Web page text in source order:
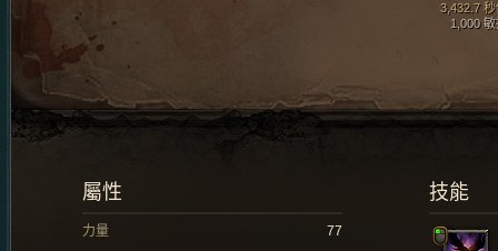
3,432.7 秒
1,000 敏
技能
屬性
力量
77